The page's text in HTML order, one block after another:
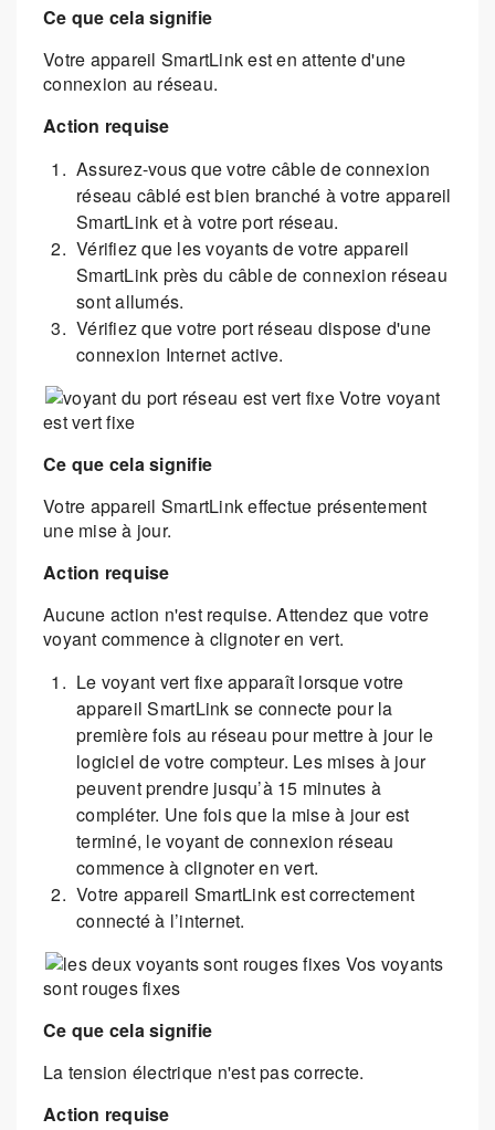
Ce que cela signifie
Votre appareil SmartLink est en attente d'une
connexion au réseau.
Action requise
Assurez-vous que votre câble de connexion
réseau câblé est bien branché à votre appareil
SmartLink et à votre port réseau.
Vérifiez que les voyants de votre appareil
SmartLink près du câble de connexion réseau
sont allumés.
Vérifiez que votre port réseau dispose d'une
connexion Internet active.
Votre voyant
est vert fixe
Ce que cela signifie
Votre appareil SmartLink effectue présentement
une mise à jour.
Action requise
Aucune action n'est requise. Attendez que votre
voyant commence à clignoter en vert.
Le voyant vert fixe apparaît lorsque votre
appareil SmartLink se connecte pour la
première fois au réseau pour mettre à jour le
logiciel de votre compteur. Les mises à jour
peuvent prendre jusqu’à 15 minutes à
compléter. Une fois que la mise à jour est
terminé, le voyant de connexion réseau
commence à clignoter en vert.
Votre appareil SmartLink est correctement
connecté à l’internet.
Vos voyants
sont rouges fixes
Ce que cela signifie
La tension électrique n'est pas correcte.
Action requise